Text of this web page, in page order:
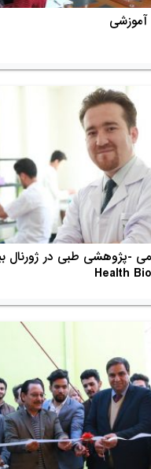
-پژوهشی طبی در ژورنال
Health